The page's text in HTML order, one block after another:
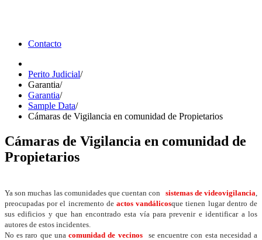
Contacto
Perito Judicial/
Garantia/
Garantia/
Sample Data/
Cámaras de Vigilancia en comunidad de Propietarios
Cámaras de Vigilancia en comunidad de
Propietarios
Ya son muchas las comunidades que cuentan con sistemas de videovigilancia
preocupadas por el incremento de actos vandálicosque tienen lugar dentro de
sus edificios y que han encontrado esta vía para prevenir e identificar a los
autores de estos incidentes.
No es raro que unacomunidad de vecinos
se encuentre con esta necesidad a